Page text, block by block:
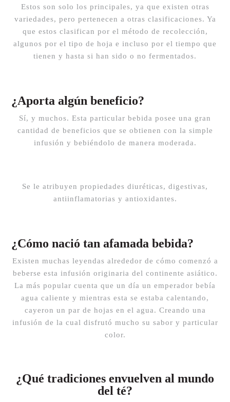
Estos son solo los principales, ya que existen otras
variedades, pero pertenecen a otras clasificaciones. Ya
que estos clasifican por el método de recolección,
algunos por el tipo de hoja e incluso por el tiempo que
tienen y hasta si han sido o no fermentados.
¿Aporta algún beneficio?
Sí, y muchos. Esta particular bebida posee una gran
cantidad de beneficios que se obtienen con la simple
infusión y bebiéndolo de manera moderada.
Se le atribuyen propiedades diuréticas, digestivas,
antiinflamatorias y antioxidantes.
¿Cómo nació tan afamada bebida?
Existen muchas leyendas alrededor de cómo comenzó a
beberse esta infusión originaria del continente asiático.
La más popular cuenta que un día un emperador bebía
agua caliente y mientras esta se estaba calentando,
cayeron un par de hojas en el agua. Creando una
infusión de la cual disfrutó mucho su sabor y particular
color.
¿Qué tradiciones envuelven al mundo
del té?